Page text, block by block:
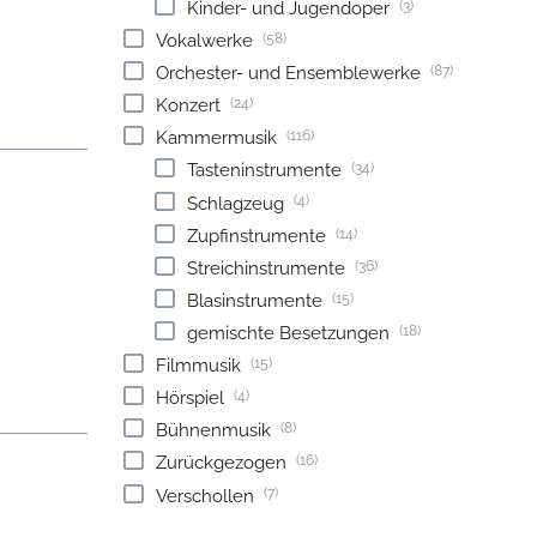
Kinder- und Jugendoper
Vokalwerke (58)
Orchester- und Ensemblewerke (87)
Konzert (24)
Kammermusik (116)
Tasteninstrumente (34)
Schlagzeug (4)
Zupfinstrumente (14)
Streichinstrumente (36)
Blasinstrumente (15)
gemischte Besetzungen (18)
Filmmusik (15)
Hörspiel (4)
Bühnenmusik (8)
Zurückgezogen (16)
Verschollen (7)